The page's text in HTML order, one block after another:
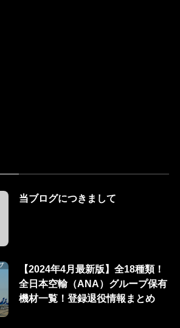
当ブログにつきまして
【2024年4月最新版】全18種類！
全日本空輸（ANA）グループ保有
機材一覧！登録退役情報まとめ